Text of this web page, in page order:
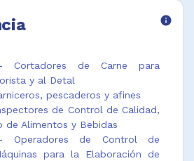
Matarife
Operario de
clasificación y
pesaje
Operario de
cuarto frio
Operario de
descabezado,
Preparador de
camarón
mariscos
Productor de
embutidos
artesanales
Puntillero de
info
Cortadores de Carne para
y al Detal
pescaderos y afines
de Control de Calidad,
de Alimentos y Bebidas
Operadores de Control de
para la Elaboración de